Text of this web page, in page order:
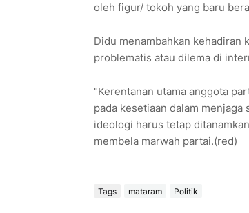
oleh figur/ tokoh yang baru
Didu menambahkan kehadiran
problematis atau dilema di
"Kerentanan utama anggota
pada kesetiaan dalam
ideologi harus tetap
membela marwah partai.(red)
Tags mataram Politik